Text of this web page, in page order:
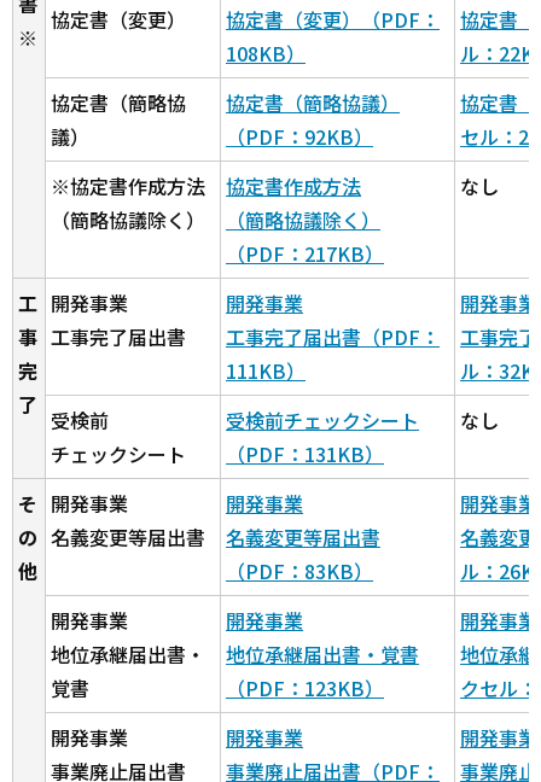
※
協定書（変更）
協定書（変更）（PDF：
108KB）
協定書
ル：
協定書（簡略協
議）
協定書（簡略協議）
（PDF：92KB）
協定書
セル：
※協定書作成方法
（簡略協議除く）
協定書作成方法
（簡略協議除く）
（PDF：217KB）
なし
工
事
完
了
開発事業
工事完了届出書
開発事業
工事完了届出書（PDF：
111KB）
開発事業
工事完
ル：
受検前
チェックシート
受検前チェックシート
（PDF：131KB）
なし
そ
の
他
開発事業
名義変更等届出書
開発事業
名義変更等届出書
（PDF：83KB）
開発事業
名義変
ル：
開発事業
地位承継届出書・
覚書
開発事業
地位承継届出書・覚書
（PDF：123KB）
開発事業
地位承
クセル
開発事業
事業廃止届出書
開発事業
事業廃止届出書（PDF：
開発事業
事業廃